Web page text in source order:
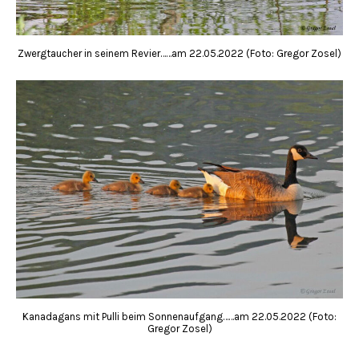
Zwergtaucher in seinem Revier……am 22.05.2022 (Foto: Gregor Zosel)
Kanadagans mit Pulli beim Sonnenaufgang……am 22.05.2022 (Foto:
Gregor Zosel)